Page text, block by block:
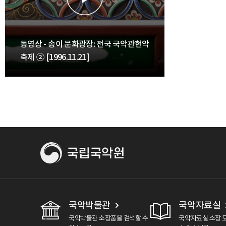
동영상 - 송이 문화광장: 전국 국악관현악
축제 ② [1996.11.21]
국악박물관
국악박물관 소장품을 검색할 수
국악자료실
국악자료실 소장